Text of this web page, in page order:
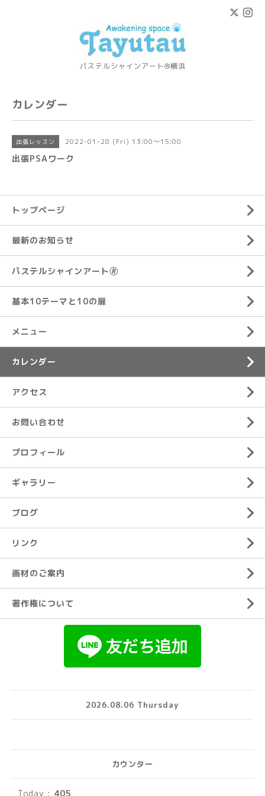
パステルシャインアート®横浜
カレンダー
出張レッスン 2022-01-28 (Fri) 13:00～15:00
出張PSAワーク
トップページ
最新のお知らせ
パステルシャインアート🄬
基本10テーマと10の扉
メニュー
カレンダー
アクセス
お問い合わせ
プロフィール
ギャラリー
ブログ
リンク
画材のご案内
著作権について
2026.08.06 Thursday
カウンター
Today : 405